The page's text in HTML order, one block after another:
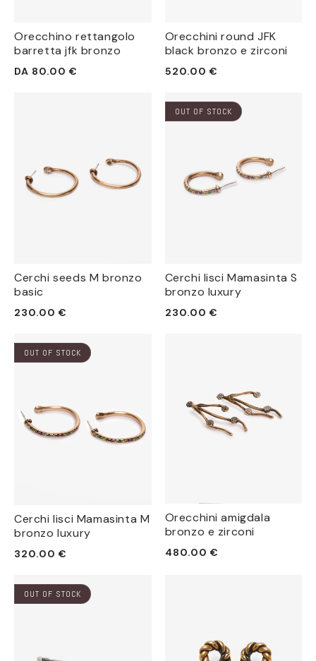
Orecchino rettangolo
barretta jfk bronzo
Prezzo
DA 80.00 €
Orecchini round JFK
black bronzo e zirconi
Prezzo
listino
520.00 €
Cerchi seeds M bronzo
basic
Prezzo
listino
230.00 €
Cerchi lisci Mamasinta S
bronzo luxury
Prezzo
230.00 €
OUT OF STOCK
Cerchi lisci Mamasinta M
bronzo luxury
Prezzo
listino
320.00 €
OUT OF STOCK
Orecchini amigdala
bronzo e zirconi
Prezzo
480.00 €
OUT OF STOCK